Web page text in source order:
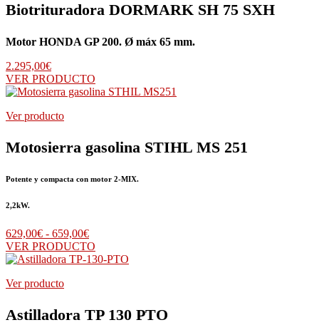
Biotrituradora DORMARK SH 75 SXH
Motor HONDA GP 200. Ø máx 65 mm.
2.295,00€
VER PRODUCTO
Ver producto
Motosierra gasolina STIHL MS 251
Potente y compacta con motor 2-MIX.
2,2kW.
629,00€ - 659,00€Rango
de
precios:
659,00€
VER PRODUCTO
Ver producto
Astilladora TP 130 PTO